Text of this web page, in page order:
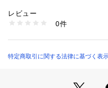
商品番号：
4580025410047 （ショップ）
レビュー
0件
特定商取引に関する法律に基づく表示